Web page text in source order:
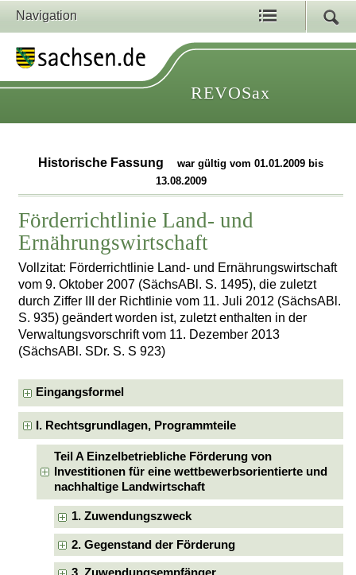
Navigation
REVOSax
Historische Fassung
war gültig vom 01.01.2009 bis
13.08.2009
Förderrichtlinie Land- und
Ernährungswirtschaft
Vollzitat: Förderrichtlinie Land- und Ernährungswirtschaft
vom 9. Oktober 2007 (SächsABl. S. 1495), die zuletzt
durch Ziffer III der Richtlinie vom 11. Juli 2012 (SächsABl.
S. 935) geändert worden ist, zuletzt enthalten in der
Verwaltungsvorschrift vom 11. Dezember 2013
(SächsABl. SDr. S. S 923)
Eingangsformel
I. Rechtsgrundlagen, Programmteile
Teil A Einzelbetriebliche Förderung von
Investitionen für eine wettbewerbsorientierte und
nachhaltige Landwirtschaft
1. Zuwendungszweck
2. Gegenstand der Förderung